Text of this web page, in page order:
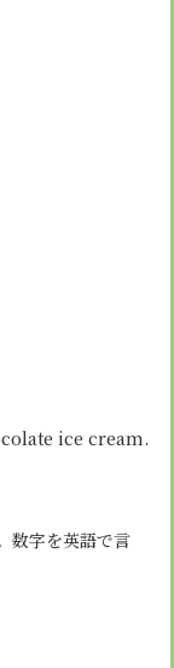
ice cream.
数字を英語で言